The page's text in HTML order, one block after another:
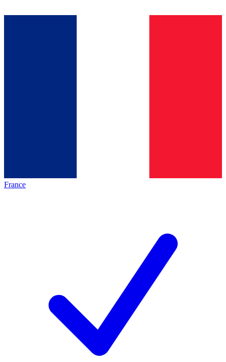
France